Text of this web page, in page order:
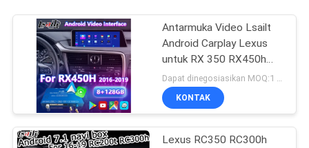
Antarmuka Video Lsailt
Android Carplay Lexus
untuk RX 350 RX450h
RX200t RX350L RX450L
RX300 RX350 2016-
2019
KONTAK
Lexus RC350 RC300h